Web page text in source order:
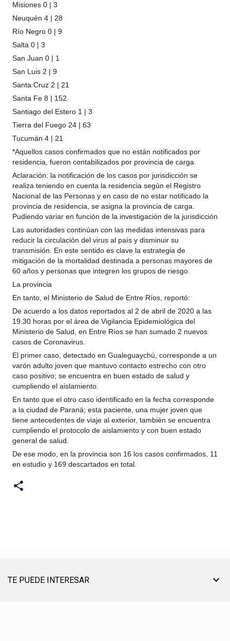
Misiones 0 | 3
Neuquén 4 | 28
Río Negro 0 | 9
Salta 0 | 3
San Juan 0 | 1
San Luis 2 | 9
Santa Cruz 2 | 21
Santa Fe 8 | 152
Santiago del Estero 1 | 3
Tierra del Fuego 24 | 63
Tucumán 4 | 21
*Aquellos casos confirmados que no están notificados por
residencia, fueron contabilizados por provincia de carga.
Aclaración: la notificación de los casos por jurisdicción se
realiza teniendo en cuenta la residencia según el Registro
Nacional de las Personas y en caso de no estar notificado la
provincia de residencia, se asigna la provincia de carga.
Pudiendo variar en función de la investigación de la jurisdicción
Las autoridades continúan con las medidas intensivas para
reducir la circulación del virus al país y disminuir su
transmisión. En este sentido es clave la estrategia de
mitigación de la mortalidad destinada a personas mayores de
60 años y personas que integren los grupos de riesgo.
La provincia
En tanto, el Ministerio de Salud de Entre Ríos, reportó:
De acuerdo a los datos reportados al 2 de abril de 2020 a las
19.30 horas por el área de Vigilancia Epidemiológica del
Ministerio de Salud, en Entre Ríos se han sumado 2 nuevos
casos de Coronavirus.
El primer caso, detectado en Gualeguaychú, corresponde a un
varón adulto joven que mantuvo contacto estrecho con otro
caso positivo; se encuentra en buen estado de salud y
cumpliendo el aislamiento.
En tanto que el otro caso identificado en la fecha corresponde
a la ciudad de Paraná; esta paciente, una mujer joven que
tiene antecedentes de viaje al exterior, también se encuentra
cumpliendo el protocolo de aislamiento y con buen estado
general de salud.
De ese modo, en la provincia son 16 los casos confirmados, 11
en estudio y 169 descartados en total.
TE PUEDE INTERESAR